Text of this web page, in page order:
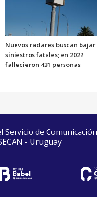
Nuevos radares buscan bajar
siniestros fatales; en 2022
fallecieron 431 personas
Servicio de Comunicación
- Uruguay